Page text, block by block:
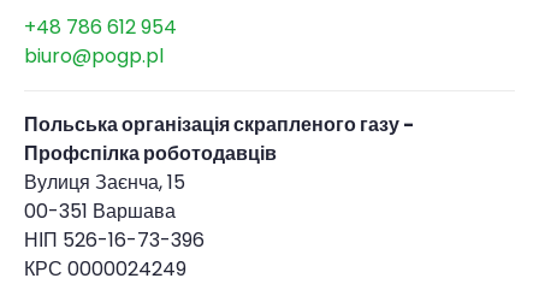
+48 786 612 954
biuro@pogp.pl
Польська організація скрапленого газу -
Профспілка роботодавців
Вулиця Заєнча, 15
00-351 Варшава
НІП 526-16-73-396
КРС 0000024249